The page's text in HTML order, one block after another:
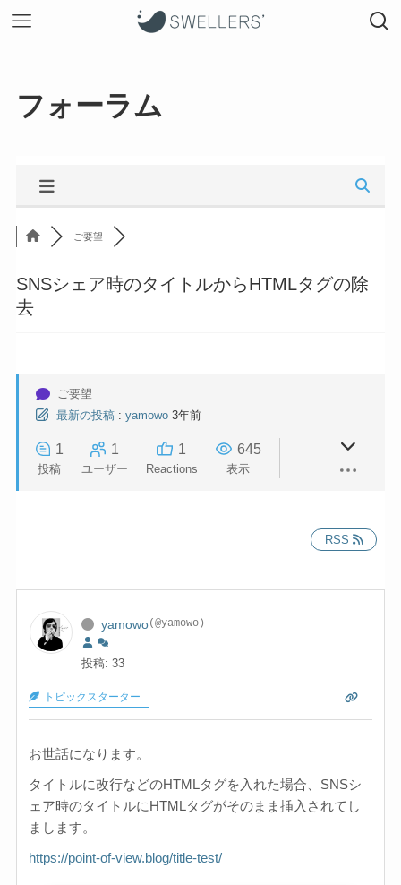
フォーラム
ご要望
SNSシェア時のタイトルからHTMLタグの除
去
ご要望
最新の投稿 : yamowo 3年前
1
投稿
1
ユーザー
1
Reactions
645
表示
RSS
yamowo(@yamowo)
投稿: 33
トピックスターター
お世話になります。
タイトルに改行などのHTMLタグを入れた場合、SNSシ
ェア時のタイトルにHTMLタグがそのまま挿入されてし
まします。
https://point-of-view.blog/title-test/